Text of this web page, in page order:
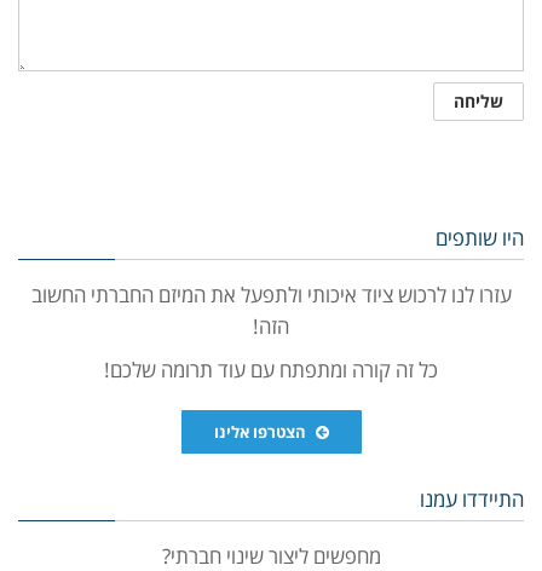
היו שותפים
עזרו לנו לרכוש ציוד איכותי ולתפעל את המיזם החברתי החשוב
הזה!
כל זה קורה ומתפתח עם עוד תרומה שלכם!
הצטרפו אלינו
התיידדו עמנו
מחפשים ליצור שינוי חברתי?